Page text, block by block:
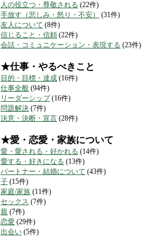
人の役立つ・尊敬される (22件)
手放す（悲しみ・怒り・不安）
(31件)
友人について (8件)
信じること・信頼 (22件)
会話・コミュニケーション・表現する (23件)
★仕事・やるべきこと
目的・目標・達成 (16件)
仕事全般 (94件)
リーダーシップ(16件)
問題解決 (7件)
決意・決断・宣言 (28件)
★愛・恋愛・家族について
愛・愛される・好かれる (14件)
愛する・好きになる (13件)
パートナー・結婚について (43件)
子 (15件)
家庭/家族 (11件)
セックス (7件)
親 (7件)
恋愛 (29件)
出会い (5件)